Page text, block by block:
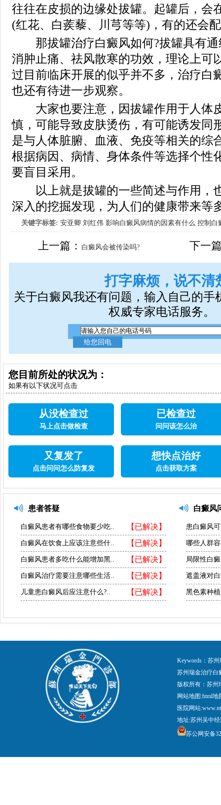
往往在皮损的边缘处拔罐。起罐后，会
(红花、白蒺藜、川芎等等)，有的还会
那拔罐治疗白癜风如何?拔罐具有通
消肿止痛、祛风散寒的功效，理论上可
过目前临床开展的似乎并不多，治疗白
也还有待进一步观察。
大家也要注意，因拔罐作用于人体
慎，可能导致皮肤烫伤，有可能诱发同
是与人体脏腑、血液、免疫等相关的综
根据病因、病情、身体条件等选择个性
要盲目采用。
以上就是拔罐的一些简述与作用，
深入的挖掘发现，为人们的健康带来等
关键字标签: 安亚卿 刘红伟 影响白癜风病情的因素有什么 控制白
女生应该如何治疗呢
上一篇： 白癜风会被传染吗? 下一
打字麻烦，说不清
关于白癜风我还有问题，输入自己的手
权威专家电话服务。
您目前所处的状况为：
如果有以下状况可点击
从没检查过
马上点击做检查
已检查过
问问该怎么治
又复发了
点击问问怎么防复发
想快点治好
点击获取方案
患者答疑
【已解决】
白癜风患者有哪些食物要少吃..
【已解决】
白癜风在饮食上应该注意些什..
【已解决】
白癜风患者多吃什么能增加黑..
【已解决】
白癜风治疗需要注意哪些生活..
【已解决】
儿童患白癜风后应注意什么?..
白癜风
患白癜风
哪些人群
局限性白
遮盖液对
黑色素种
Keywords：苏
苏州瑞金治疗白
版权所有：苏
网站地图:html地
医院网站
地址:苏州吴中
苏公网安备